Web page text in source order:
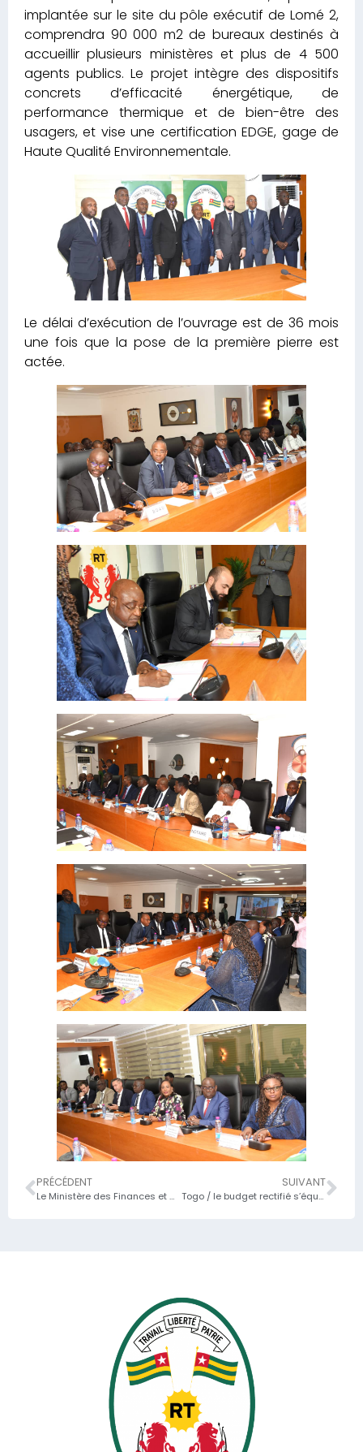
concrets d’efficacité énergétique, de
performance thermique et de bien-être des
usagers, et vise une certification EDGE, gage de
Haute Qualité Environnementale.
Le délai d’exécution de l’ouvrage est de 36 mois
une fois que la pose de la première pierre est
PRÉCÉDENT
Le Ministère des Finances et du Budget en atelier pour la validation de sa stratégie et son plan d’action genre 2025-2030
SUIVANT